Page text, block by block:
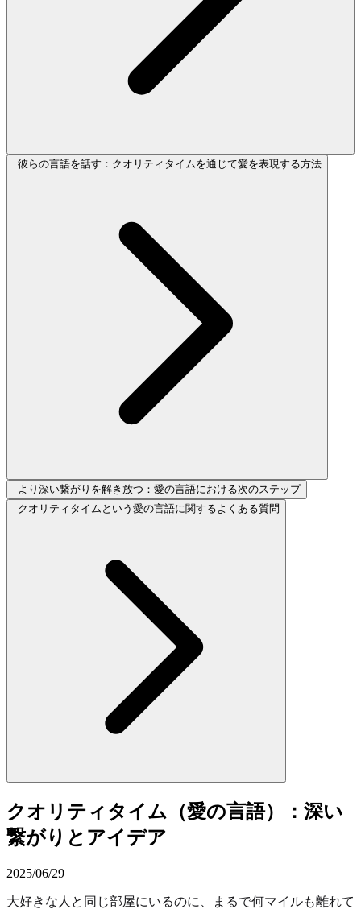
彼らの言語を話す：クオリティタイムを通じて愛を表現する方法
より深い繋がりを解き放つ：愛の言語における次のステップ
クオリティタイムという愛の言語に関するよくある質問
クオリティタイム（愛の言語）：深い
繋がりとアイデア
2025/06/29
大好きな人と同じ部屋にいるのに、まるで何マイルも離れて